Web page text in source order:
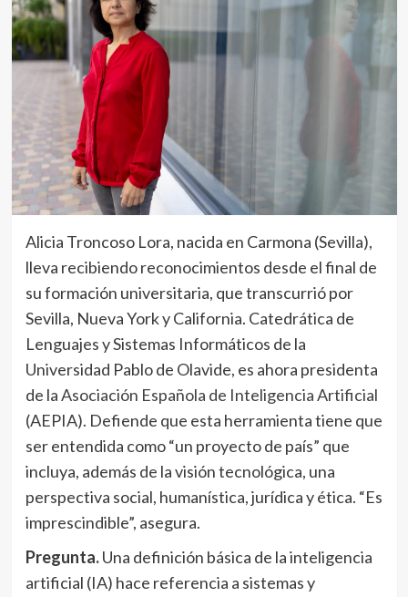
Alicia Troncoso Lora, nacida en Carmona (Sevilla),
lleva recibiendo reconocimientos desde el final de
su formación universitaria, que transcurrió por
Sevilla, Nueva York y California. Catedrática de
Lenguajes y Sistemas Informáticos de la
Universidad Pablo de Olavide, es ahora presidenta
de laAsociación Española de Inteligencia Artificial
(AEPIA). Defiende que esta herramienta tiene que
ser entendida como “un proyecto de país” que
incluya, además de la visión tecnológica, una
perspectiva social, humanística, jurídica y ética. “Es
imprescindible”, asegura.
Pregunta.Una definición básica de la inteligencia
artificial (IA) hace referencia a sistemas y